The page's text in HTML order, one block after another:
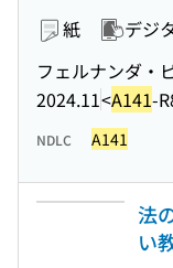
紙 デジ
フェルナンダ・
2024.11<A141-
NDLC A141
法
い